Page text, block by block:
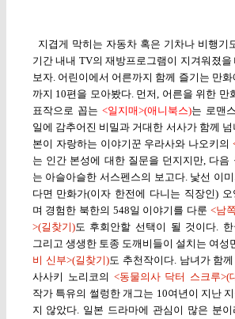
지겹게 막히는 자동차 혹은 기차나 비행기
기간 내내 TV의 재방프로그램이 지겨워졌을
보자. 어린이에서 어른까지 함께 즐기는 만
까지 10편을 모아봤다. 먼저, 어른을 위한 만
표작으로 꼽는 <일지매>(애니북스)는 로맨
일에 감추어진 비밀과 거대한 서사가 함께
본이 자랑하는 이야기꾼 우라사와 나오키의
는 인간 본성에 대한 질문을 던지지만, 다음
는 아슬아슬한 서스펜스의 보고다. 낯선 이
다면 만화가(이자 한전에 다니는 직장인)
며 경험한 북한의 548일 이야기를 다룬 <남
>(길찾기)도 후회안할 선택이 될 것이다. 한
그리고 생생한 토종 도깨비들이 설치는 여
비 신부>(길찾기)도 추천작이다. 남녀가 함
사사키 노리코의 <동물의사 닥터 스크루>(
작가 특유의 썰렁한 개그는 10여년이 지난
지 않았다. 일본 드라마에 관심이 많은 분이